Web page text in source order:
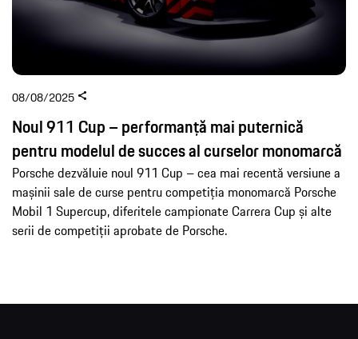
08/08/2025
Noul 911 Cup – performanță mai puternică
pentru modelul de succes al curselor monomarcă
Porsche dezvăluie noul 911 Cup – cea mai recentă versiune a
mașinii sale de curse pentru competiția monomarcă Porsche
Mobil 1 Supercup, diferitele campionate Carrera Cup și alte
serii de competiții aprobate de Porsche.